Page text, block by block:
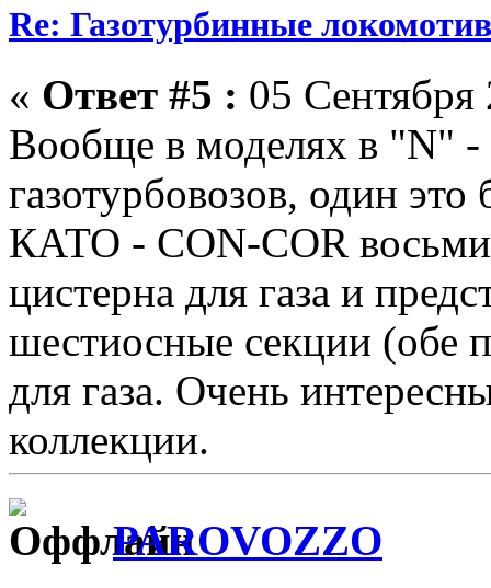
Re: Газотурбинные
« Ответ #5 : 05
Вообще в моделях в "N" -
газотурбовозов, один
КАТО - CON-COR
цистерна для газа и
шестиосные секции (обе
для газа. Очень
коллекции.
PAROVOZZO